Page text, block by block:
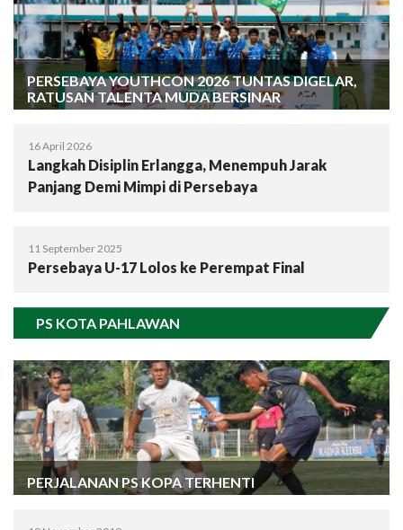
PERSEBAYA YOUTHCON 2026 TUNTAS DIGELAR,
RATUSAN TALENTA MUDA BERSINAR
16 April 2026
Langkah Disiplin Erlangga, Menempuh Jarak
Panjang Demi Mimpi di Persebaya
11 September 2025
Persebaya U-17 Lolos ke Perempat Final
PS KOTA PAHLAWAN
PERJALANAN PS KOPA TERHENTI